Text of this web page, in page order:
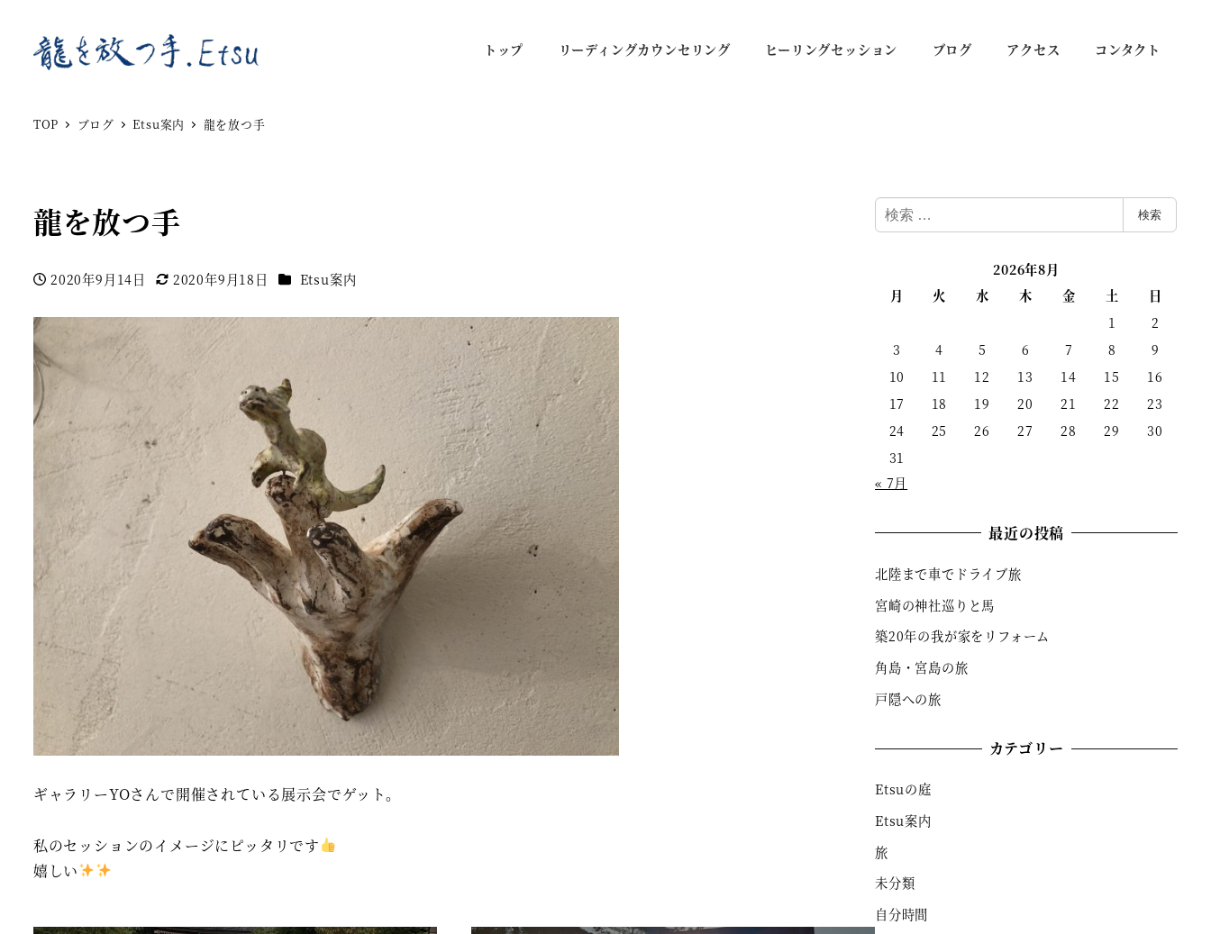
トップ リーディングカウンセリング ヒーリングセッション ブログ アクセス コンタクト
TOP ブログ Etsu案内 龍を放つ手
龍を放つ手
投稿日
2020年9月14日
更新日
2020年9月18日 カテゴリー
Etsu案内
ギャラリーYOさんで開催されている展示会でゲット。
私のセッションのイメージにピッタリです
嬉しい
検
索
検索
2026年8月
月
火 水 木 金 土
日
1
2
3
4 5 6 7 8
9
10
11 12 13 14 15
16
17
18 19 20 21 22
23
24
25 26 27 28 29
30
31
« 7月
最近の投稿
北陸まで車でドライブ旅
宮崎の神社巡りと馬
築20年の我が家をリフォーム
角島・宮島の旅
戸隠への旅
カテゴリー
Etsuの庭
Etsu案内
旅
未分類
自分時間